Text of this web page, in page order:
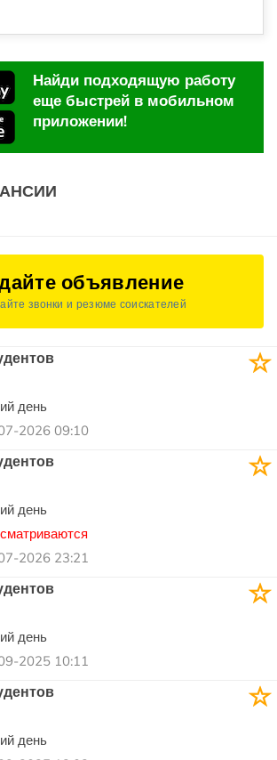
Найди подходящую работу
еще быстрей в мобильном
приложении!
объявление
звонки и резюме соискателей
день
2026 09:10
день
2026 23:21
день
2025 10:11
день